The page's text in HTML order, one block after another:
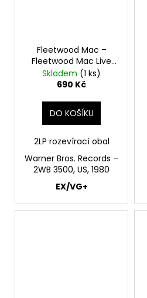
Fleetwood Mac –
Fleetwood Mac Live
2LP
Skladem (1 ks)
690 Kč
DO KOŠÍKU
2LP rozevírací obal
Warner Bros. Records –
2WB 3500, US, 1980
EX/VG+